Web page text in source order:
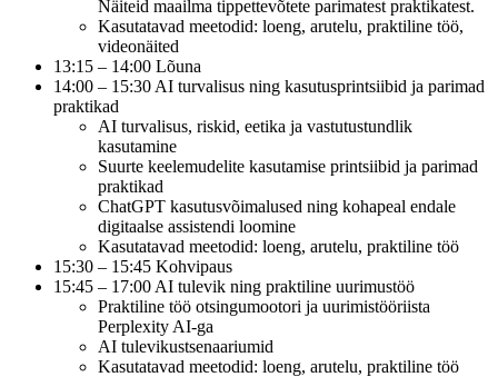
Näiteid maailma tippettevõtete parimatest praktikatest.
Kasutatavad meetodid: loeng, arutelu, praktiline töö,
videonäited
13:15 – 14:00 Lõuna
14:00 – 15:30 AI turvalisus ning kasutusprintsiibid ja parimad
praktikad
AI turvalisus, riskid, eetika ja vastutustundlik
kasutamine
Suurte keelemudelite kasutamise printsiibid ja parimad
praktikad
ChatGPT kasutusvõimalused ning kohapeal endale
digitaalse assistendi loomine
Kasutatavad meetodid: loeng, arutelu, praktiline töö
15:30 – 15:45 Kohvipaus
15:45 – 17:00 AI tulevik ning praktiline uurimustöö
Praktiline töö otsingumootori ja uurimistööriista
Perplexity AI-ga
AI tulevikustsenaariumid
Kasutatavad meetodid: loeng, arutelu, praktiline töö